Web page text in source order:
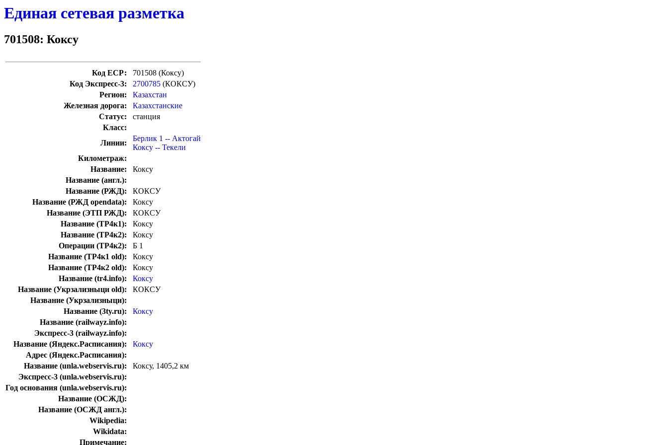
Единая сетевая разметка
701508: Коксу
Код ЕСР:
701508 (Коксу)
Код Экспресс-3:
2700785 (КОКСУ)
Регион:
Казахстан
Железная дорога:
Казахстанские
Статус:
станция
Класс:
Линии:
Берлик 1 -- Актогай
Коксу -- Текели
Километраж:
Название:
Коксу
Название (англ.):
Название (РЖД):
КОКСУ
Название (РЖД opendata):
Коксу
Название (ЭТП РЖД):
КОКСУ
Название (ТР4к1):
Коксу
Название (ТР4к2):
Коксу
Операции (ТР4к2):
Б 1
Название (ТР4к1 old):
Коксу
Название (ТР4к2 old):
Коксу
Название (tr4.info):
Коксу
Название (Укрзализныци old):
КОКСУ
Название (Укрзализныци):
Название (3ty.ru):
Коксу
Название (railwayz.info):
Экспресс-3 (railwayz.info):
Название (Яндекс.Расписания):
Коксу
Адрес (Яндекс.Расписания):
Название (unla.webservis.ru):
Коксу, 1405,2 км
Экспресс-3 (unla.webservis.ru):
Год основания (unla.webservis.ru):
Название (ОСЖД):
Название (ОСЖД англ.):
Wikipedia:
Wikidata:
Примечание: